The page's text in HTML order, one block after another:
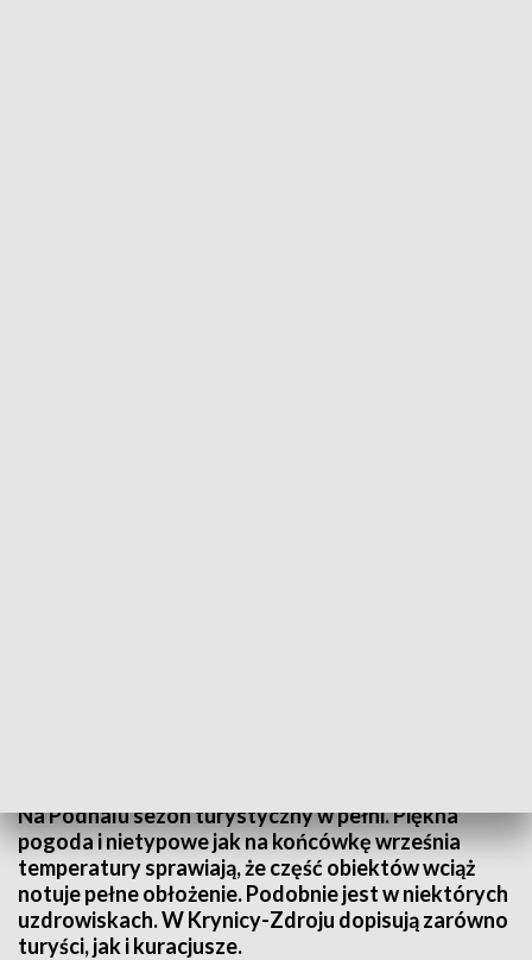
Na Podhalu sezon turystyczny w pełni. Piękna
pogoda i nietypowe jak na końcówkę września
temperatury sprawiają, że część obiektów wciąż
notuje pełne obłożenie. Podobnie jest w niektórych
uzdrowiskach. W Krynicy-Zdroju dopisują zarówno
turyści, jak i kuracjusze.